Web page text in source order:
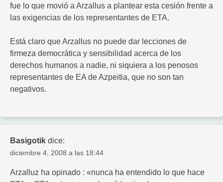
fue lo que movió a Arzallus a plantear esta cesión frente a
las exigencias de los representantes de ETA.
Está claro que Arzallus no puede dar lecciones de
firmeza democrática y sensibilidad acerca de los
derechos humanos a nadie, ni siquiera a los penosos
representantes de EA de Azpeitia, que no son tan
negativos.
Basigotik dice:
diciembre 4, 2008 a las 18:44
Arzalluz ha opinado : «nunca ha entendido lo que hace